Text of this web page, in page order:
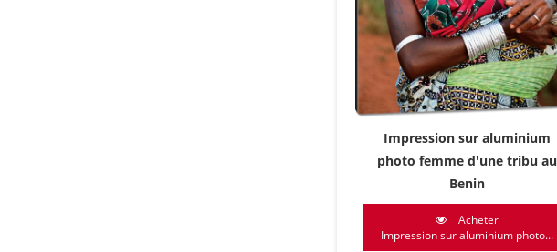
Impression sur aluminium
photo femme d'une tribu au
Benin
Acheter
Impression sur aluminium photo...